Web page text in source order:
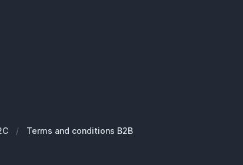
/ Terms and conditions B2B